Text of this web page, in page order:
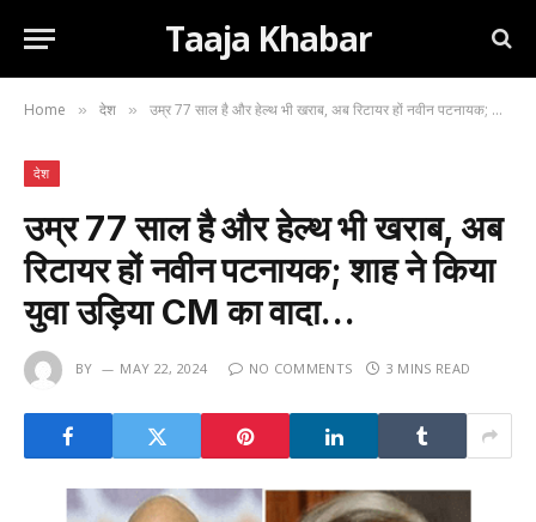
Taaja Khabar
Home » देश » उम्र 77 साल है और हेल्थ भी खराब, अब रिटायर हों नवीन पटनायक; शाह ने किया युवा उड़िया CM का वादा…
देश
उम्र 77 साल है और हेल्थ भी खराब, अब
रिटायर हों नवीन पटनायक; शाह ने किया
युवा उड़िया CM का वादा…
BY MAY 22, 2024 NO COMMENTS 3 MINS READ